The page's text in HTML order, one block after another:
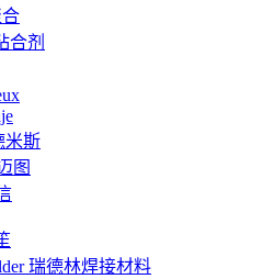
合剂
米斯
图
瑞德林焊接材料